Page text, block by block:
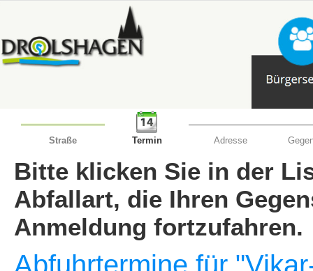
Straße Termin Adresse
Bitte klicken Sie in der
Abfallart, die Ihren
Anmeldung fortzufahren.
Abfuhrtermine für